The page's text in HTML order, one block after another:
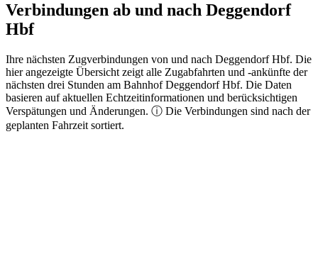
Verbindungen ab und nach Deggendorf
Hbf
Ihre nächsten Zugverbindungen von und nach Deggendorf Hbf. Die
hier angezeigte Übersicht zeigt alle Zugabfahrten und -ankünfte der
nächsten drei Stunden am Bahnhof Deggendorf Hbf. Die Daten
basieren auf aktuellen Echtzeitinformationen und berücksichtigen
Verspätungen und Änderungen. ⓘ Die Verbindungen sind nach der
geplanten Fahrzeit sortiert.